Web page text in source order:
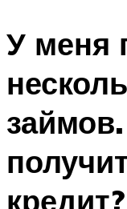
У меня
кредит?